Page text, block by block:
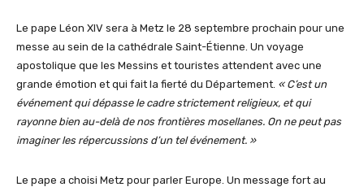
Le pape Léon XIV sera à Metz le 28 septembre prochain pour une
messe au sein de la cathédrale Saint-Étienne. Un voyage
apostolique que les Messins et touristes attendent avec une
grande émotion et qui fait la fierté du Département. « C’est un
événement qui dépasse le cadre strictement religieux, et qui
rayonne bien au-delà de nos frontières mosellanes. On ne peut pas
imaginer les répercussions d’un tel événement. »
Le pape a choisi Metz pour parler Europe. Un message fort au